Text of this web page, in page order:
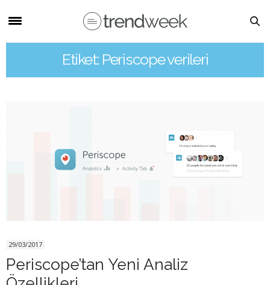
Etiket: Periscope verileri
29/03/2017
Periscope’tan Yeni Analiz